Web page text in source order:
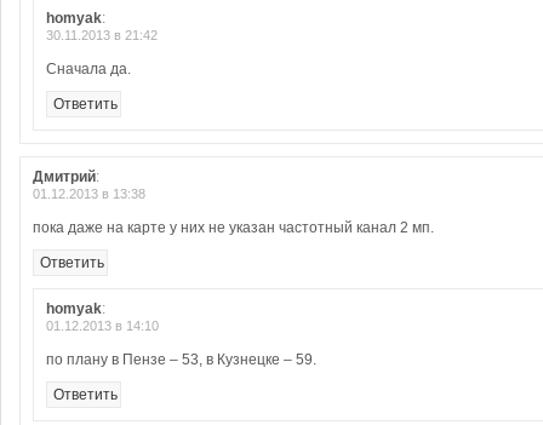
homyak:
30.11.2013 в 21:42
Сначала да.
Ответить
Дмитрий:
01.12.2013 в 13:38
пока даже на карте у них не указан частотный канал 2 мп.
Ответить
homyak:
01.12.2013 в 14:10
по плану в Пензе – 53, в Кузнецке – 59.
Ответить